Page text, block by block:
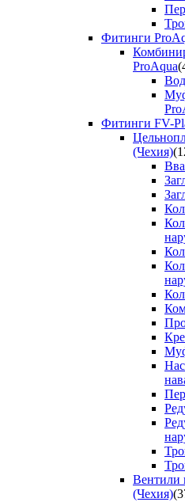
Фитинги
ProAqua
Фитинги FV-
(Чехия)
Вентили
(Чехия)